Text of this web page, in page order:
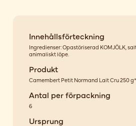
Innehållsförteckning
Ingredienser: Opastöriserad KOMJÖLK,
animaliskt löpe.
Produkt
Camembert Petit Normand Lait Cru 250
Antal per förpackning
6
Ursprung